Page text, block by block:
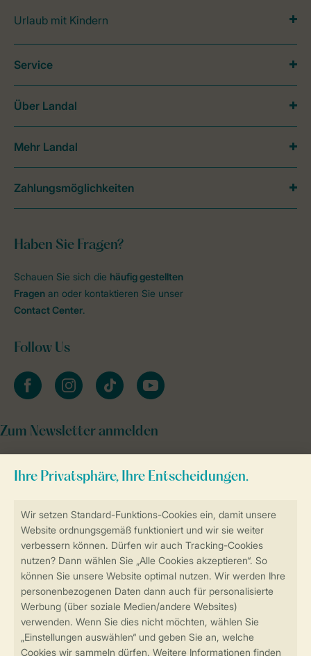
Sicherstellung Deiner Privatsphäre
Sicher und schnell zur Online-Buchung
Sichere Datenübertragung
Sicheres Bezahlen
Urlaub mit Kindern
Haben Sie Fragen?
Schauen Sie sich die häufig gestellten
Fragen an oder kontaktieren Sie unser
Contact Center.
Follow Us
facebookinstagramtiktok youtube
Zum Newsletter anmelden
Service
Über Landal
Mehr Landal
Zahlungsmöglichkeiten